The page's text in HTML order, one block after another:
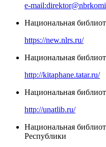
e-
Национальная
https://new.nlrs.ru/
Национальная
http://kitaphane.tatar.ru/
Национальная
http://unatlib.ru/
Национальная
Республики